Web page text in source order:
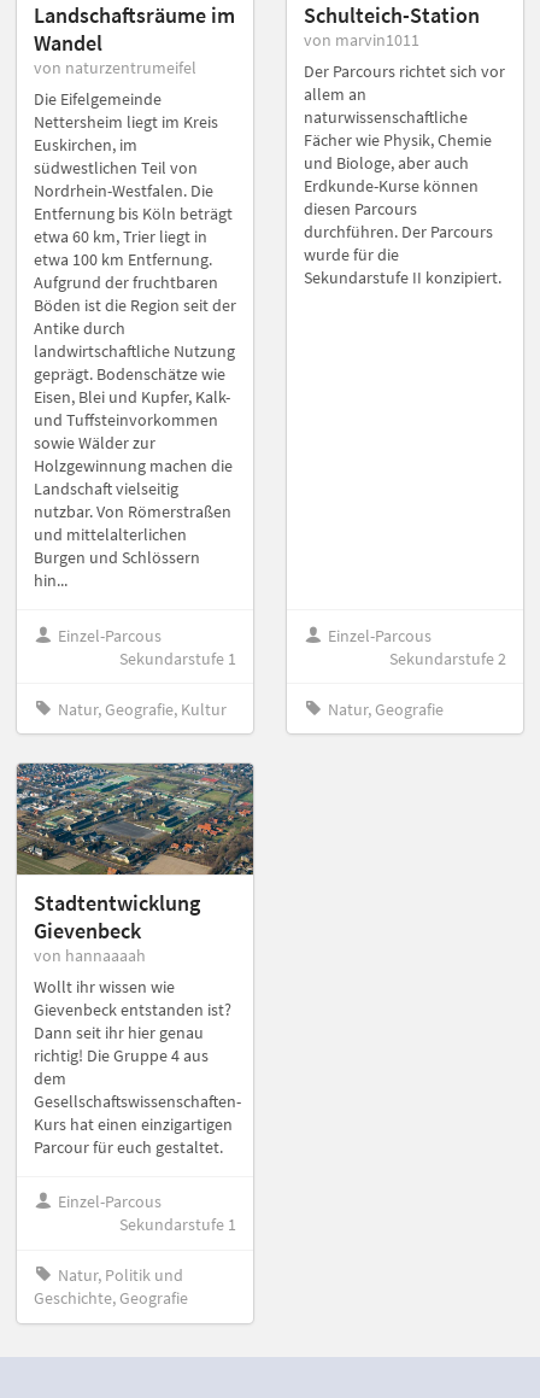
Landschaftsräume im
Wandel
von naturzentrumeifel
Die Eifelgemeinde
Nettersheim liegt im Kreis
Euskirchen, im
südwestlichen Teil von
Nordrhein-Westfalen. Die
Entfernung bis Köln beträgt
etwa 60 km, Trier liegt in
etwa 100 km Entfernung.
Aufgrund der fruchtbaren
Böden ist die Region seit der
Antike durch
landwirtschaftliche Nutzung
geprägt. Bodenschätze wie
Eisen, Blei und Kupfer, Kalk-
und Tuffsteinvorkommen
sowie Wälder zur
Holzgewinnung machen die
Landschaft vielseitig
nutzbar. Von Römerstraßen
und mittelalterlichen
Burgen und Schlössern
hin...
Einzel-Parcous
Sekundarstufe 1
Natur, Geografie, Kultur
Schulteich-Station
von marvin1011
Der Parcours richtet sich vor
allem an
naturwissenschaftliche
Fächer wie Physik, Chemie
und Biologe, aber auch
Erdkunde-Kurse können
diesen Parcours
durchführen. Der Parcours
wurde für die
Sekundarstufe II konzipiert.
Einzel-Parcous
Sekundarstufe 2
Natur, Geografie
Stadtentwicklung
Gievenbeck
von hannaaaah
Wollt ihr wissen wie
Gievenbeck entstanden ist?
Dann seit ihr hier genau
richtig! Die Gruppe 4 aus
dem
Gesellschaftswissenschaften-
Kurs hat einen einzigartigen
Parcour für euch gestaltet.
Einzel-Parcous
Sekundarstufe 1
Natur, Politik und
Geschichte, Geografie